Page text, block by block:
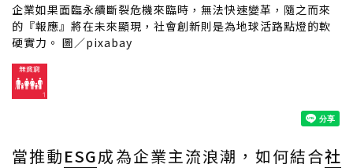
企業如果面臨永續斷裂危機來臨時，無法快速變革，隨之而來
的『報應』將在未來顯現，社會創新則是為地球活路點燈的軟
硬實力。 圖／pixabay
當推動ESG成為企業主流浪潮，如何結合社